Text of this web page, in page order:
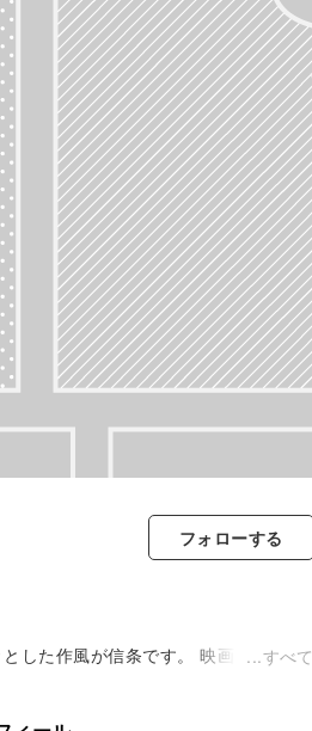
フォローする
した作風が信条です。 映画監督の押
すべて